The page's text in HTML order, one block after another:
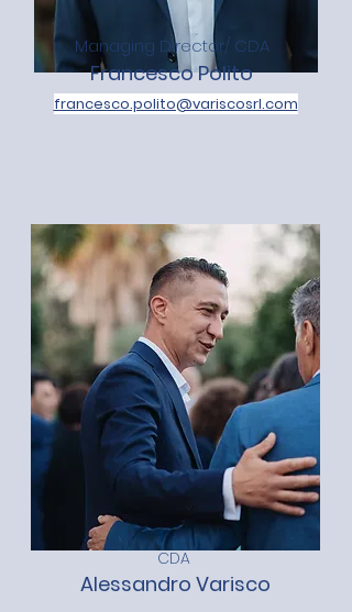
Managing Director/ CDA
Francesco Polito
francesco.polito@variscosrl.com
CDA
Alessandro Varisco